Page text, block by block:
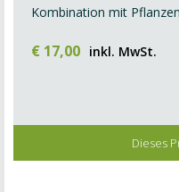
Kombination mit
€ 17,00 inkl. MwSt.
Dieses